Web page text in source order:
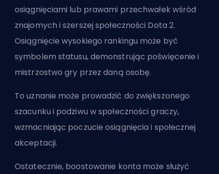
osiągnięciami lub prawami przechwałek wśród
znajomych i szerszej społeczności Dota 2.
Osiągnięcie wysokiego rankingu może być
symbolem statusu, demonstrując poświęcenie i
mistrzostwo gry przez daną osobę.
To uznanie może prowadzić do zwiększonego
szacunku i podziwu w społeczności graczy,
wzmacniając poczucie osiągnięcia i społecznej
akceptacji.
Ostatecznie, boostowanie konta może służyć